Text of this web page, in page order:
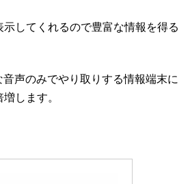
してくれるので豊富な情報を得る
声のみでやり取りする情報端末に
します。